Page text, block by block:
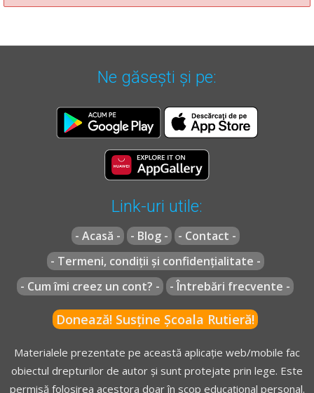
Ne găsești și pe:
Link-uri utile:
- Acasă - - Blog -
- Contact -
- Termeni, condiții și confidențialitate -
- Cum îmi creez un cont? -
- Întrebări frecvente -
Donează! Susține Școala Rutieră!
Materialele prezentate pe această aplicație web/mobile fac
obiectul drepturilor de autor și sunt protejate prin lege. Este
permisă folosirea acestora doar în scop educațional personal.